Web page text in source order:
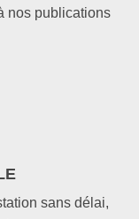
nos publications
sans délai,